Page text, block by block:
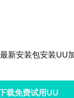
新安装包安装UU加
载免费试用UU